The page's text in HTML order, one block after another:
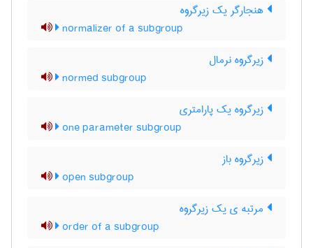
هنجارگر یک زیرگروه
normalizer of a subgroup
زیرگروه نرمال
normed subgroup
زیرگروه یک پارامتری
one parameter subgroup
زیرگروه باز
open subgroup
مرتبه ی یک زیرگروه
order of a subgroup